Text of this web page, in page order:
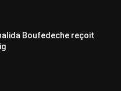
Boufedeche reçoit